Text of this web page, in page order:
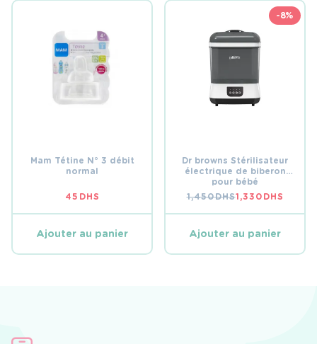
Mam Tétine N° 3 débit
normal
45 DHS
Ajouter au panier
-8%
Dr browns Stérilisateur
électrique de biberon
pour bébé
1,450DHSLE
PRIX
ÉTAIT :
1,330 DHS
LE
PRIX
EST :
Ajouter au panier